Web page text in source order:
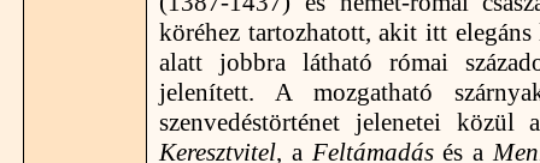
köréhez tartozhatott, akit itt
alatt jobbra látható római
jelenített. A mozgatható
szenvedéstörténet jelenetei közül
Keresztvitel, a Feltámadásés a